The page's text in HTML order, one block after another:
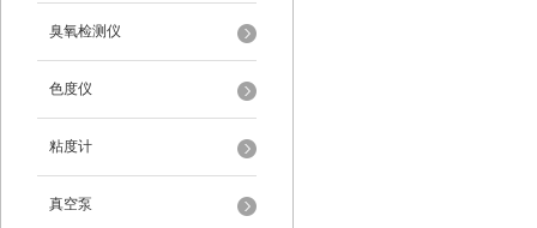
臭氧检测仪
色度仪
粘度计
真空泵